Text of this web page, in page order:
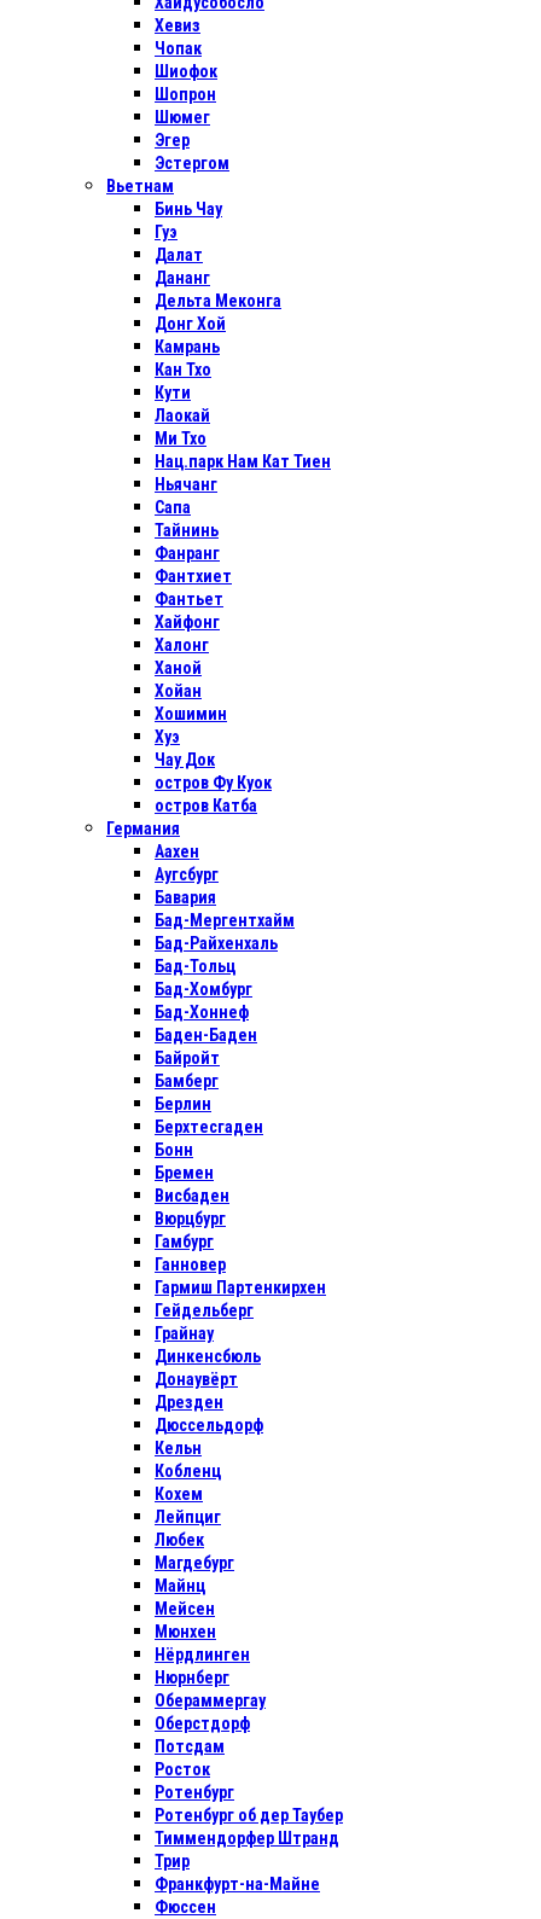
Хевиз
Чопак
Шиофок
Шопрон
Шюмег
Эгер
Эстергом
Вьетнам
Бинь Чау
Гуэ
Далат
Дананг
Дельта Меконга
Донг Хой
Камрань
Кан Тхо
Кути
Лаокай
Ми Тхо
Нац.парк Нам Кат Тиен
Ньячанг
Сапа
Тайнинь
Фанранг
Фантхиет
Фантьет
Хайфонг
Халонг
Ханой
Хойан
Хошимин
Хуэ
Чау Док
остров Фу Куок
остров Катба
Германия
Аахен
Аугсбург
Бавария
Бад-Мергентхайм
Бад-Райхенхаль
Бад-Тольц
Бад-Хомбург
Бад-Хоннеф
Баден-Баден
Байройт
Бамберг
Берлин
Берхтесгаден
Бонн
Бремен
Висбаден
Вюрцбург
Гамбург
Ганновер
Гармиш Партенкирхен
Гейдельберг
Грайнау
Динкенсбюль
Донаувёрт
Дрезден
Дюссельдорф
Кельн
Кобленц
Кохем
Лейпциг
Любек
Магдебург
Майнц
Мейсен
Мюнхен
Нёрдлинген
Нюрнберг
Обераммергау
Оберстдорф
Потсдам
Росток
Ротенбург
Ротенбург об дер Таубер
Тиммендорфер Штранд
Трир
Франкфурт-на-Майне
Фюссен